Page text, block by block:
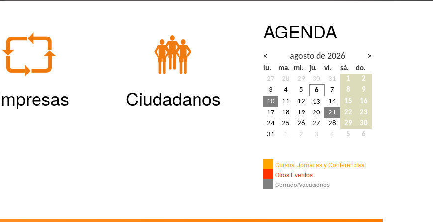
Ciudadanos
AGENDA
< agosto de 2026 >
lu. ma. mi. ju. vi. sá.
do.
27
28 29 30 31 1
2
3
4 5 6 7 8
9
10
11 12 13 14 15
16
17
18 19 20 21 22
23
24
25 26 27 28 29
30
31
1 2 3 4 5 6
Cursos, Jornadas y Conferencias
Otros Eventos
Cerrado/Vacaciones